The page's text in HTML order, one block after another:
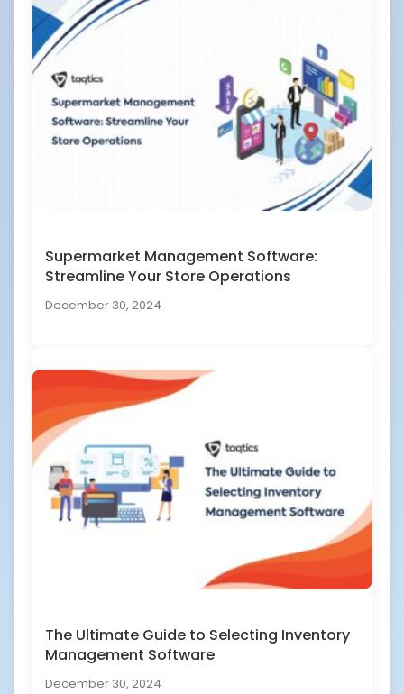
Supermarket Management Software:
Streamline Your Store Operations
December 30, 2024
The Ultimate Guide to Selecting Inventory
Management Software
December 30, 2024